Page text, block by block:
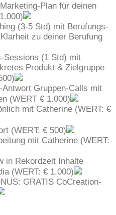
Plan für deinen
(3-5 Std) mit Berufungs-
zu deiner Berufung
Sessions (1 Std) mit
Produkt & Zielgruppe
Gruppen-Calls mit
(WERT € 1.000)
mit Catherine (WERT: €
(WERT: € 500)
mit Catherine (WERT:
in Rekordzeit Inhalte
(WERT: € 1.000)
GRATIS CoCreation-